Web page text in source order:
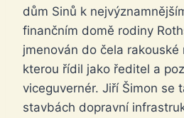
dům Sinů k
finančním domě rodiny
jmenován do čela rakouské
kterou řídil jako ředitel a
viceguvernér. Jiří Šimon se
stavbách dopravní